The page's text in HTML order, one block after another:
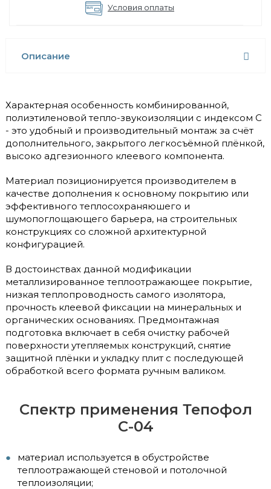
Условия оплаты
Описание
Характерная особенность комбинированной,
полиэтиленовой тепло-звукоизоляции с индексом С
- это удобный и производительный монтаж за счёт
дополнительного, закрытого легкосъёмной плёнкой,
высоко адгезионного клеевого компонента.
Материал позиционируется производителем в
качестве дополнения к основному покрытию или
эффективного теплосохраняюшего и
шумопоглощающего барьера, на строительных
конструкциях со сложной архитектурной
конфигурацией.
В достоинствах данной модификации
металлизированное теплоотражающее покрытие,
низкая теплопроводность самого изолятора,
прочность клеевой фиксации на минеральных и
органических основаниях. Предмонтажная
подготовка включает в себя очистку рабочей
поверхности утепляемых конструкций, снятие
защитной плёнки и укладку плит с последующей
обработкой всего формата ручным валиком.
Спектр применения Тепофол
С-04
материал используется в обустройстве
теплоотражающей стеновой и потолочной
теплоизоляции;